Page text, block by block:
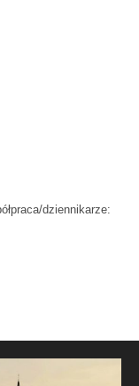
dziennikarze: